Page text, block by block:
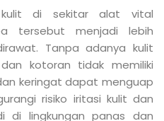
di sekitar alat vital
tersebut menjadi lebih
Tanpa adanya kulit
kotoran tidak memiliki
keringat dapat menguap
risiko iritasi kulit dan
di lingkungan panas dan